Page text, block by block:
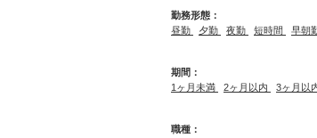
勤務形態：
昼勤
夕勤 夜勤 短時間 早朝
期間：
1ヶ月未満
2ヶ月以内 3ヶ月以
職種：